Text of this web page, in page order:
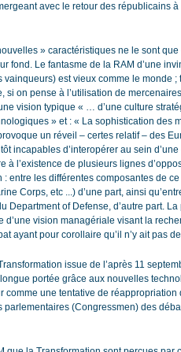
avec le retour des républicains
» caractéristiques ne le sont
fond. Le fantasme de la RAM d’une
vainqueurs) est vieux comme le monde
si on pense à l’utilisation de
vision typique « … d’une culture
» et : « La sophistication des
un réveil – certes relatif – des
incapables d’interopérer au sein
à l’existence de plusieurs lignes
entre les différentes composantes de
Corps, etc ...) d’une part, ainsi
Department of Defense, d’autre part.
d’une vision managériale visant la
ayant pour corollaire qu’il n’y ait pas
issue de l’après 11
portée grâce aux nouvelles
comme une tentative de
parlementaires (Congressmen) des